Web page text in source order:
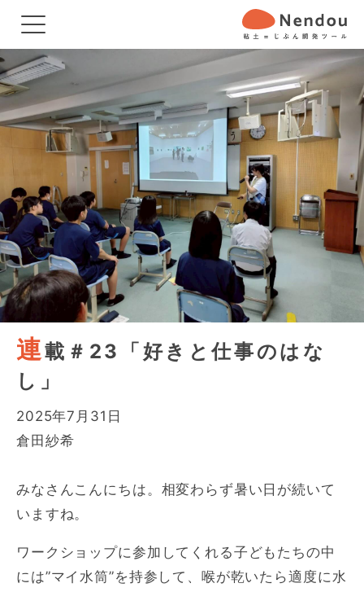
連載＃23「好きと仕事のはな
し」
2025年7月31日
倉田紗希
みなさんこんにちは。相変わらず暑い日が続いて
いますね。
ワークショップに参加してくれる子どもたちの中
には”マイ水筒”を持参して、喉が乾いたら適度に水